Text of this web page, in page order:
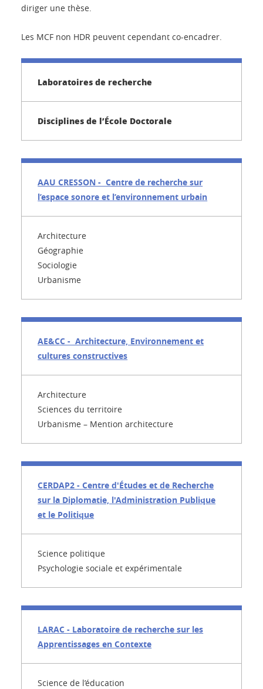
diriger une thèse.
Les MCF non HDR peuvent cependant co-encadrer.
Laboratoires de recherche
Disciplines de l’École Doctorale
AAU CRESSON - Centre de recherche sur
l’espace sonore et l’environnement urbain
Architecture
Géographie
Sociologie
Urbanisme
AE&CC - Architecture, Environnement et
cultures constructives
Architecture
Sciences du territoire
Urbanisme – Mention architecture
CERDAP2 - Centre d'Études et de Recherche
sur la Diplomatie, l'Administration Publique
et le Politique
Science politique
Psychologie sociale et expérimentale
LARAC - Laboratoire de recherche sur les
Apprentissages en Contexte
Science de l’éducation